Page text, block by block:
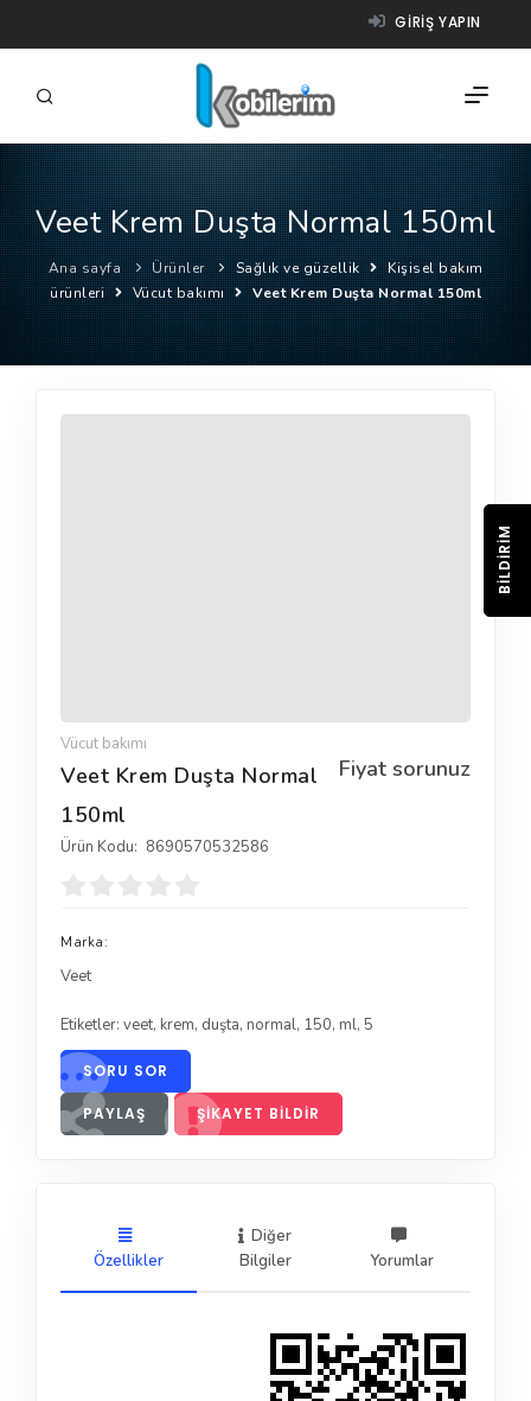
GIRIŞ YAPIN
FIRMALAR
ÜRÜNLER
NASIL ÇALIŞIR?
Veet Krem Duşta Normal 150ml
Ana sayfa Ürünler Sağlık ve güzellik
Kişisel bakım
ürünleri
Vücut bakımı Veet Krem Duşta Normal 150ml
Vücut bakımı
Fiyat sorunuz
Veet Krem Duşta Normal
150ml
Ürün Kodu: 8690570532586
Marka:
Veet
Etiketler: veet, krem, duşta, normal, 150, ml, 5
SORU SOR
PAYLAŞ ŞIKAYET BILDIR
Özellikler
Diğer
Bilgiler
Yorumlar
BILDIRIM